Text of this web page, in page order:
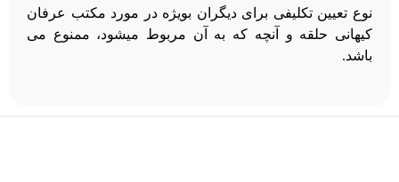
نوع تعیین تکلیفی برای دیگران بویژه در مورد مکتب عرفان
کیهانی حلقه و آنچه که به آن مربوط میشود، ممنوع می
باشد.